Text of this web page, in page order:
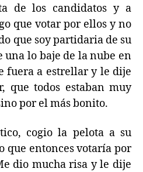
de los candidatos y a
que votar por ellos y no
que soy partidaria de su
una lo baje de la nube en
fuera a estrellar y le dije
que todos estaban muy
por el más bonito.
cogio la pelota a su
que entonces votaría por
dio mucha risa y le dije